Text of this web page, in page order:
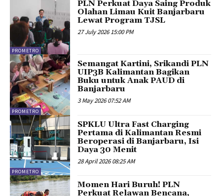
PROMETRO
PLN Perkuat Daya Saing Produk
Olahan Limau Kuit Banjarbaru
Lewat Program TJSL
27 July 2026 15:00 PM
PROMETRO
Semangat Kartini, Srikandi PLN
UIP3B Kalimantan Bagikan
Buku untuk Anak PAUD di
Banjarbaru
3 May 2026 07:52 AM
PROMETRO
SPKLU Ultra Fast Charging
Pertama di Kalimantan Resmi
Beroperasi di Banjarbaru, Isi
Daya 30 Menit
28 April 2026 08:25 AM
Momen Hari Buruh! PLN
Perkuat Relawan Bencana,